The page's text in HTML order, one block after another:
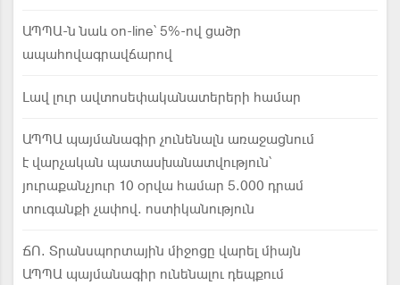
ԱՊՊԱ-ն նաև on-line՝ 5%-ով ցածր
ապահովագրավճարով
Լավ լուր ավտոսեփականատերերի համար
ԱՊՊԱ պայմանագիր չունենալն առաջացնում
է վարչական պատասխանատվություն՝
յուրաքանչյուր 10 օրվա համար 5.000 դրամ
տուգանքի չափով. ոստիկանություն
ՃՈ. Տրանսպորտային միջոցը վարել միայն
ԱՊՊԱ պայմանագիր ունենալու դեպքում